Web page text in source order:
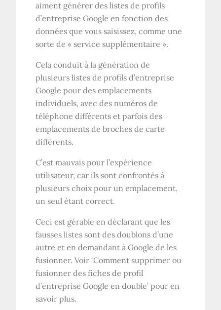
aiment générer des listes de profils
d’entreprise Google en fonction des
données que vous saisissez, comme une
sorte de « service supplémentaire ».
Cela conduit à la génération de
plusieurs listes de profils d’entreprise
Google pour des emplacements
individuels, avec des numéros de
téléphone différents et parfois des
emplacements de broches de carte
différents.
C’est mauvais pour l’expérience
utilisateur, car ils sont confrontés à
plusieurs choix pour un emplacement,
un seul étant correct.
Ceci est gérable en déclarant que les
fausses listes sont des doublons d’une
autre et en demandant à Google de les
fusionner. Voir ‘​​Comment supprimer ou
fusionner des fiches de profil
d’entreprise Google en double’ pour en
savoir plus.